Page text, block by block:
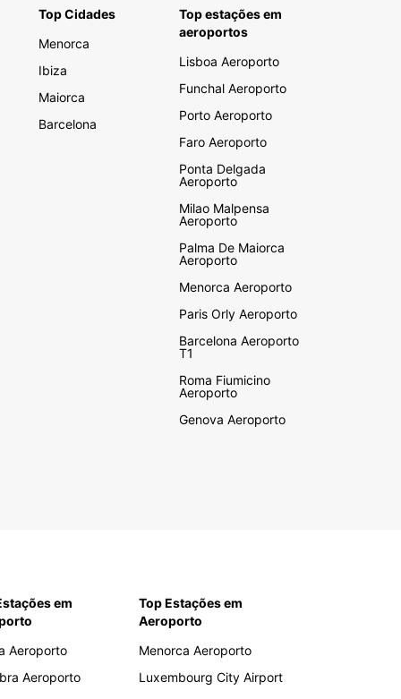
Top Cidades
Menorca
Ibiza
Maiorca
Barcelona
Top estações em
aeroportos
Lisboa Aeroporto
Funchal Aeroporto
Porto Aeroporto
Faro Aeroporto
Ponta Delgada
Aeroporto
Milao Malpensa
Aeroporto
Palma De Maiorca
Aeroporto
Menorca Aeroporto
Paris Orly Aeroporto
Barcelona Aeroporto
T1
Roma Fiumicino
Aeroporto
Genova Aeroporto
em
Aeroporto
Aeroporto
Top Estações em
Aeroporto
Menorca Aeroporto
Luxembourg City Airport